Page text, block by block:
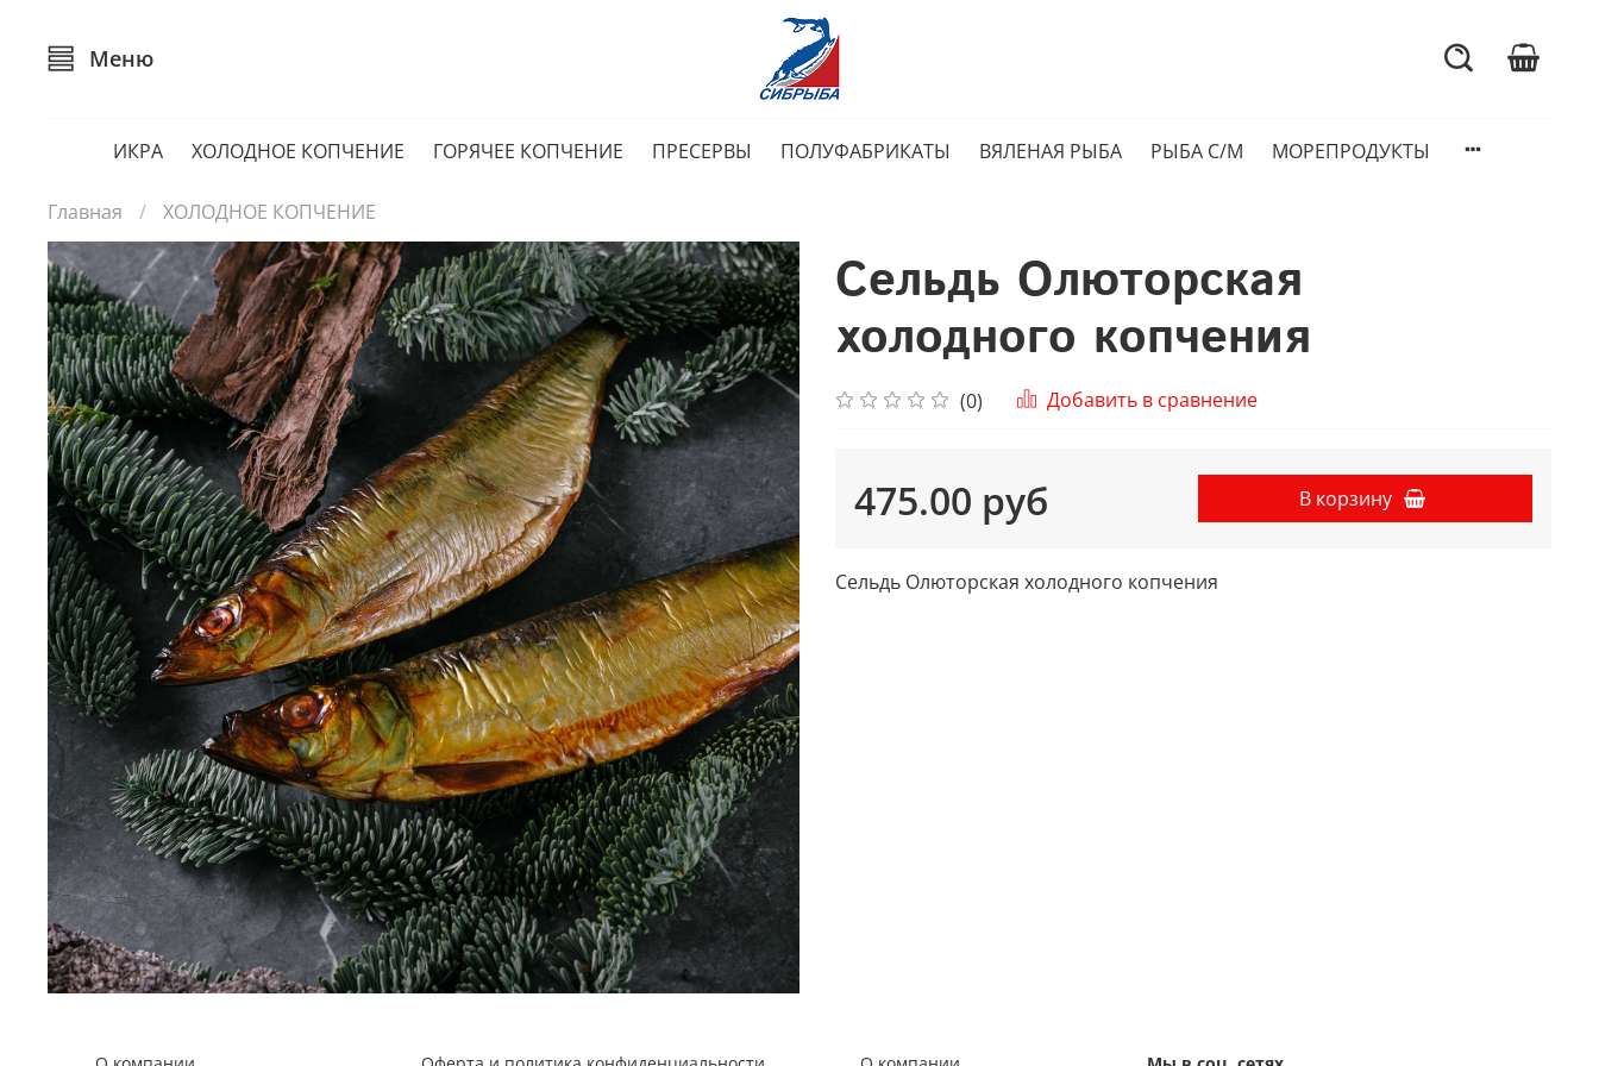
Меню
ИКРА ХОЛОДНОЕ КОПЧЕНИЕ ГОРЯЧЕЕ КОПЧЕНИЕ ПРЕСЕРВЫ ПОЛУФАБРИКАТЫ ВЯЛЕНАЯ РЫБА РЫБА С/М МОРЕПРОДУКТЫ
Главная ХОЛОДНОЕ КОПЧЕНИЕ
Сельдь Олюторская
холодного копчения
(0) Добавить в сравнение
475.00 руб В корзину
Сельдь Олюторская холодного копчения